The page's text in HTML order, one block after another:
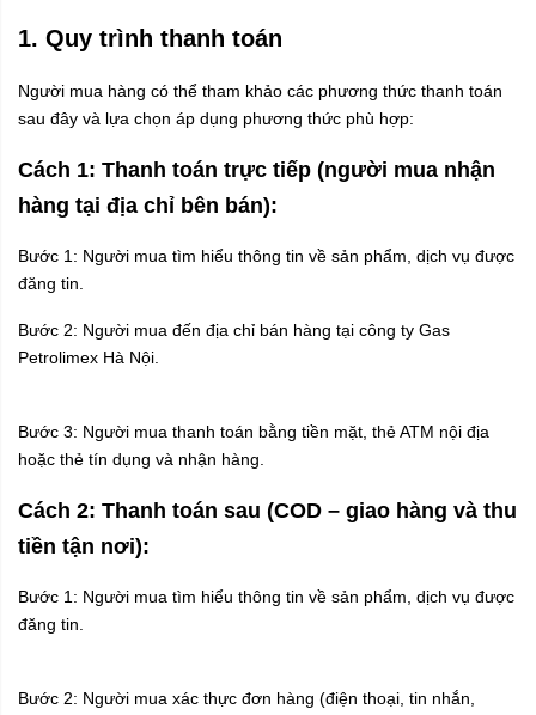
1. Quy trình thanh toán
Người mua hàng có thể tham khảo các phương thức thanh toán
sau đây và lựa chọn áp dụng phương thức phù hợp:
Cách 1: Thanh toán trực tiếp (người mua nhận
hàng tại địa chỉ bên bán):
Bước 1: Người mua tìm hiểu thông tin về sản phẩm, dịch vụ được
đăng tin.
Bước 2: Người mua đến địa chỉ bán hàng tại công ty Gas
Petrolimex Hà Nội.
Bước 3: Người mua thanh toán bằng tiền mặt, thẻ ATM nội địa
hoặc thẻ tín dụng và nhận hàng.
Cách 2: Thanh toán sau (COD – giao hàng và thu
tiền tận nơi):
Bước 1: Người mua tìm hiểu thông tin về sản phẩm, dịch vụ được
đăng tin.
Bước 2: Người mua xác thực đơn hàng (điện thoại, tin nhắn,